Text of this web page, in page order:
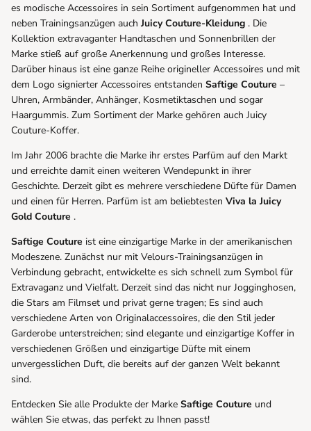
es modische Accessoires in sein Sortiment aufgenommen hat und
neben Trainingsanzügen auch Juicy Couture-Kleidung . Die
Kollektion extravaganter Handtaschen und Sonnenbrillen der
Marke stieß auf große Anerkennung und großes Interesse.
Darüber hinaus ist eine ganze Reihe origineller Accessoires und mit
dem Logo signierter Accessoires entstanden Saftige Couture –
Uhren, Armbänder, Anhänger, Kosmetiktaschen und sogar
Haargummis. Zum Sortiment der Marke gehören auch Juicy
Couture-Koffer.
Im Jahr 2006 brachte die Marke ihr erstes Parfüm auf den Markt
und erreichte damit einen weiteren Wendepunkt in ihrer
Geschichte. Derzeit gibt es mehrere verschiedene Düfte für Damen
und einen für Herren. Parfüm ist am beliebtesten Viva la Juicy
Gold Couture .
Saftige Couture ist eine einzigartige Marke in der amerikanischen
Modeszene. Zunächst nur mit Velours-Trainingsanzügen in
Verbindung gebracht, entwickelte es sich schnell zum Symbol für
Extravaganz und Vielfalt. Derzeit sind das nicht nur Jogginghosen,
die Stars am Filmset und privat gerne tragen; Es sind auch
verschiedene Arten von Originalaccessoires, die den Stil jeder
Garderobe unterstreichen; sind elegante und einzigartige Koffer in
verschiedenen Größen und einzigartige Düfte mit einem
unvergesslichen Duft, die bereits auf der ganzen Welt bekannt
sind.
Entdecken Sie alle Produkte der Marke Saftige Couture und
wählen Sie etwas, das perfekt zu Ihnen passt!